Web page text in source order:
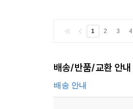
1 2 3 4
배송/반품/교환 안내
배송 안내